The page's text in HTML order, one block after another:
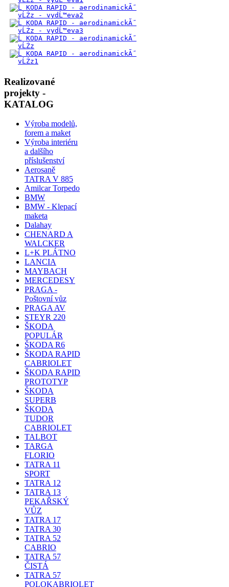
Realizované
projekty -
KATALOG
Výroba modelů,
forem a maket
Výroba interiéru
a dalšího
příslušenství
Aerosaně
TATRA V 885
Amilcar Torpedo
BMW
BMW - Klepací
maketa
Dalahay
CHENARD A
WALCKER
L+K PLÁTNO
LANCIA
MAYBACH
MERCEDESY
PRAGA -
Poštovní vůz
PRAGA AV
STEYR 220
ŠKODA
POPULÁR
ŠKODA R6
ŠKODA RAPID
CABRIOLET
ŠKODA RAPID
PROTOTYP
ŠKODA
SUPERB
ŠKODA
TUDOR
CABRIOLET
TALBOT
TARGA
FLORIO
TATRA 11
SPORT
TATRA 12
TATRA 13
PEKAŘSKÝ
VŮZ
TATRA 17
TATRA 30
TATRA 52
CABRIO
TATRA 57
ČISTÁ
TATRA 57
POLOKABRIOLET